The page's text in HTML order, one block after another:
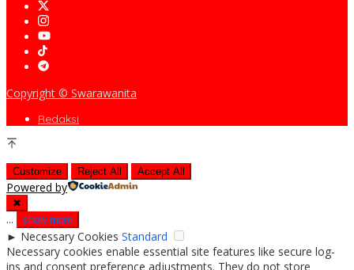
Copyright © Swarawanita
Redaksi
Customize Reject All Accept All
Powered by
✖
... show more
► Necessary Cookies Standard
Necessary cookies enable essential site features like secure log-
ins and consent preference adjustments. They do not store